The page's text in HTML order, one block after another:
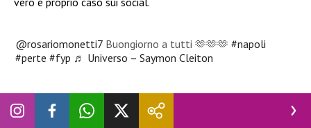
@rosariomonetti7 Buongiorno a tutti 🫶🫶🫶#napoli
#perte #fyp ♬ Universo – Saymon Cleiton